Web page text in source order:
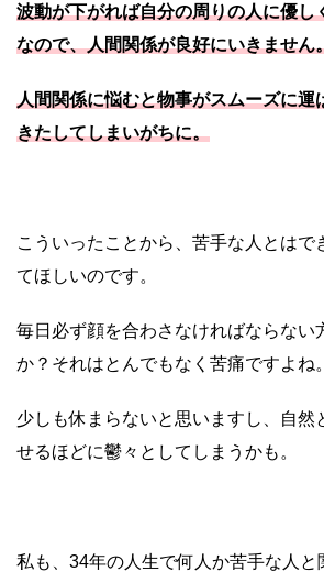
波動が下がれば自分の周りの人に優し
なので、人間関係が良好にいきません
人間関係に悩むと物事がスムーズに運
きたしてしまいがちに。
こういったことから、苦手な人とはで
てほしいのです。
毎日必ず顔を合わさなければならない
か？それはとんでもなく苦痛ですよね。
少しも休まらないと思いますし、自然
せるほどに鬱々としてしまうかも。
私も、34年の人生で何人か苦手な人と